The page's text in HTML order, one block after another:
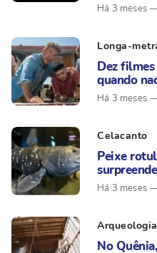
Há 3 meses
Longa-
Dez
quando
Há 3 meses
Celacanto
Peixe
Há 3 meses
Arqueologia
No